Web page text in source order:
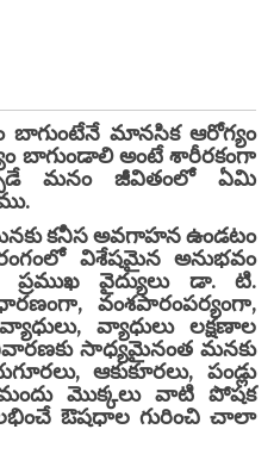
మానసిక ఆరోగ్యం
బాగుండాలి అంటే శారీరకంగా
మనం జీవితంలో ఏమి
కనీస అవగాహన ఉండటం
విశేషమైన అనుభవం
ప్రముఖ వైద్యులు డా. టి.
వంశపారంపర్యంగా,
వ్యాధులు లక్షణాల
సాధ్యమైనంత మనకు
ఆకుకూరలు, పండ్లు
మొక్కలు వాటి పోషక
ఔషధాల గురించి చాలా